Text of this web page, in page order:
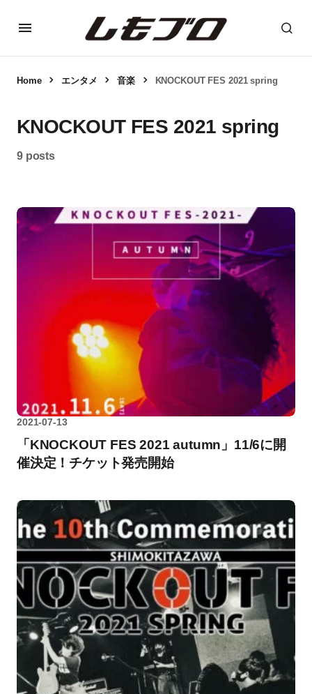
Home エンタメ 音楽 KNOCKOUT FES 2021 spring
KNOCKOUT FES 2021 spring
9 posts
2021-07-13
「KNOCKOUT FES 2021 autumn」11/6に開
催決定！チケット発売開始